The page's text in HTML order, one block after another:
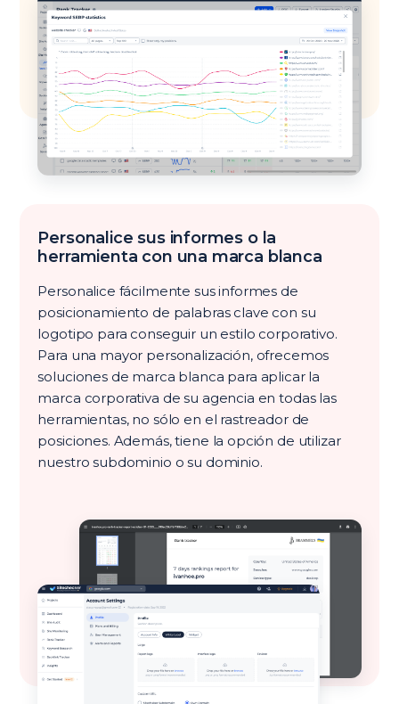
Personalice sus informes o la
herramienta con una marca blanca
Personalice fácilmente sus informes de
posicionamiento de palabras clave con su
logotipo para conseguir un estilo corporativo.
Para una mayor personalización, ofrecemos
soluciones de marca blanca para aplicar la
marca corporativa de su agencia en todas las
herramientas, no sólo en el rastreador de
posiciones. Además, tiene la opción de utilizar
nuestro subdominio o su dominio.